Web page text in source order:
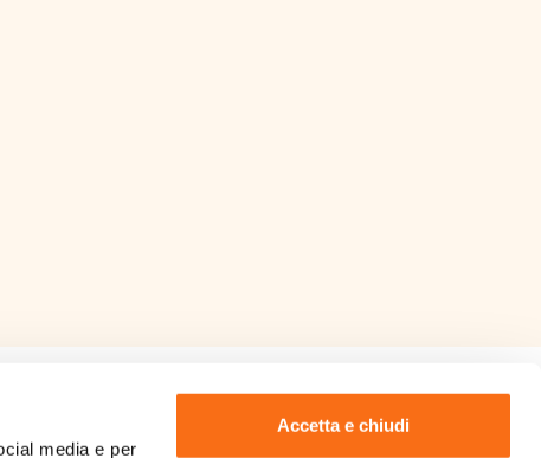
media e per
Accetta e chiudi
in Farmacia rilasciata
visionareclicca qui